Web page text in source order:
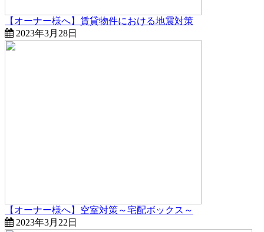
【オーナー様へ】賃貸物件における地震対策
2023年3月28日
【オーナー様へ】空室対策～宅配ボックス～
2023年3月22日